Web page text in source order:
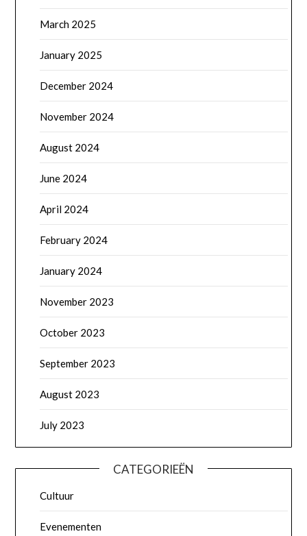
March 2025
January 2025
December 2024
November 2024
August 2024
June 2024
April 2024
February 2024
January 2024
November 2023
October 2023
September 2023
August 2023
July 2023
CATEGORIEËN
Cultuur
Evenementen